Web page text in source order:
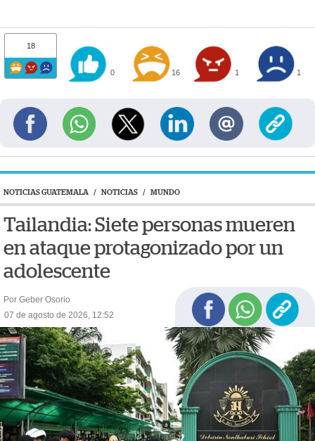
18
0 16 1 1
NOTICIAS GUATEMALA / NOTICIAS / MUNDO
Tailandia: Siete personas mueren
en ataque protagonizado por un
adolescente
Por Geber Osorio
07 de agosto de 2026, 12:52